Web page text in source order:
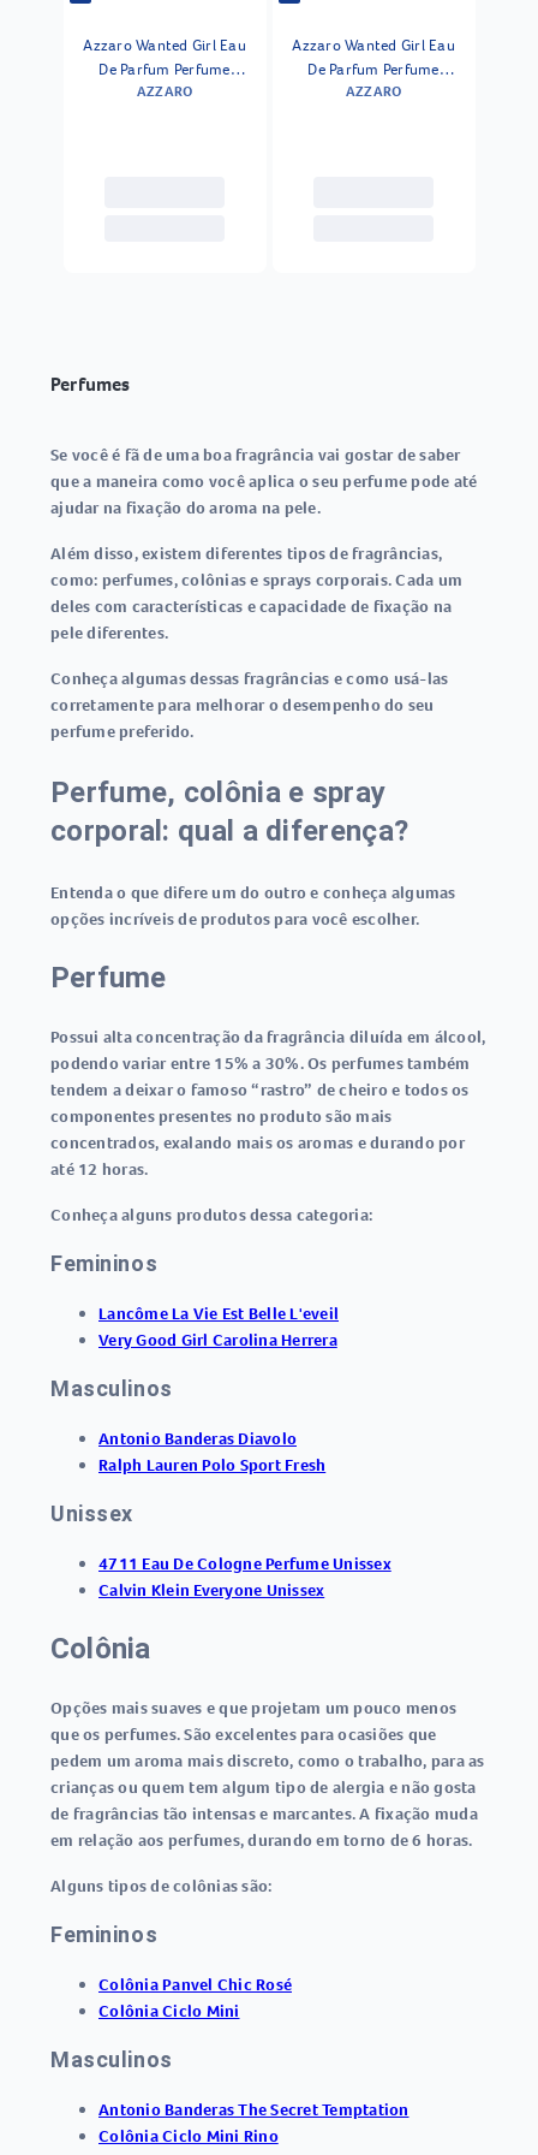
Azzaro Wanted Girl Eau
De Parfum Perfume
Feminino 50ml
AZZARO
Azzaro Wanted Girl Eau
De Parfum Perfume
Feminino 50 Ml
AZZARO
Perfumes
Se você é fã de uma boa fragrância vai gostar de saber
que a maneira como você aplica o seu perfume pode até
ajudar na fixação do aroma na pele.
Além disso, existem diferentes tipos de fragrâncias,
como: perfumes, colônias e sprays corporais. Cada um
deles com características e capacidade de fixação na
pele diferentes.
Conheça algumas dessas fragrâncias e como usá-las
corretamente para melhorar o desempenho do seu
perfume preferido.
Perfume, colônia e spray
corporal: qual a diferença?
Entenda o que difere um do outro e conheça algumas
opções incríveis de produtos para você escolher.
Perfume
Possui alta concentração da fragrância diluída em álcool,
podendo variar entre 15% a 30%. Os perfumes também
tendem a deixar o famoso “rastro” de cheiro e todos os
componentes presentes no produto são mais
concentrados, exalando mais os aromas e durando por
até 12 horas.
Conheça alguns produtos dessa categoria:
Femininos
Lancôme La Vie Est Belle L'eveil
Very Good Girl Carolina Herrera
Masculinos
Antonio Banderas Diavolo
Ralph Lauren Polo Sport Fresh
Unissex
4711 Eau De Cologne Perfume Unissex
Calvin Klein Everyone Unissex
Colônia
Opções mais suaves e que projetam um pouco menos
que os perfumes. São excelentes para ocasiões que
pedem um aroma mais discreto, como o trabalho, para as
crianças ou quem tem algum tipo de alergia e não gosta
de fragrâncias tão intensas e marcantes. A fixação muda
em relação aos perfumes, durando em torno de 6 horas.
Alguns tipos de colônias são:
Femininos
Colônia Panvel Chic Rosé
Colônia Ciclo Mini
Masculinos
Antonio Banderas The Secret Temptation
Colônia Ciclo Mini Rino